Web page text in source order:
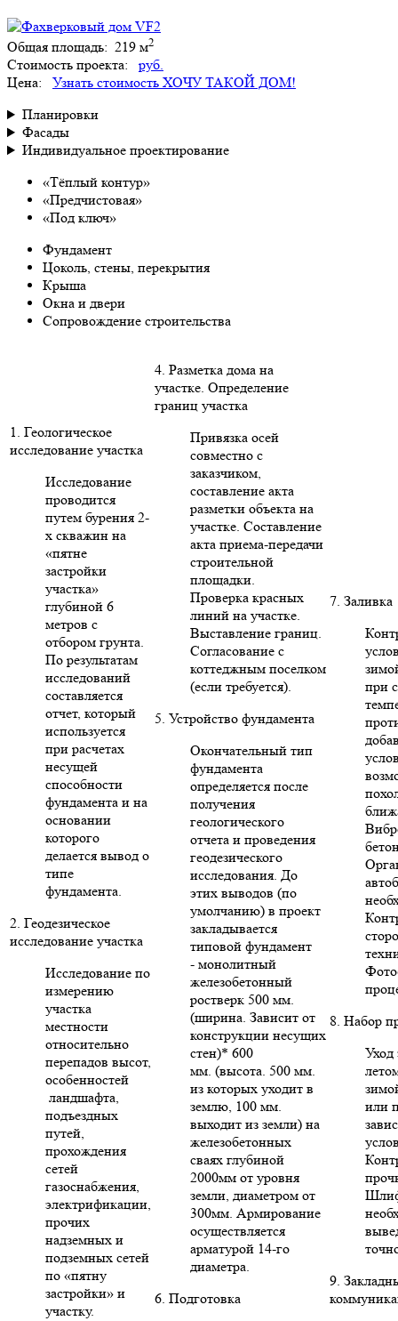
Общая площадь: 219 м2
Стоимость проекта:
руб.
Цена:
Узнать стоимость ХОЧУ ТАКОЙ ДОМ!
Планировки
Фасады
Индивидуальное проектирование
«Тёплый контур»
«Предчистовая»
«Под ключ»
Фундамент
Цоколь, стены, перекрытия
Крыша
Окна и двери
Сопровождение строительства
1. Геологическое
исследование участка
Исследование
проводится
путем бурения 2-
х скважин на
«пятне
застройки
участка»
глубиной 6
метров с
отбором грунта.
По результатам
исследований
составляется
отчет, который
используется
при расчетах
несущей
способности
фундамента и на
основании
которого
делается вывод о
типе
фундамента.
2. Геодезическое
исследование участка
Исследование по
измерению
участка
местности
относительно
перепадов высот,
особенностей
ландшафта,
подъездных
путей,
прохождения
сетей
газоснабжения,
электрификации,
прочих
надземных и
подземных сетей
по «пятну
застройки» и
участку.
4. Разметка дома на
участке. Определение
границ участка
Привязка осей
совместно с
заказчиком,
составление акта
разметки объекта на
участке. Составление
акта приема-передачи
строительной
площадки.
Проверка красных
линий на участке.
Выставление границ.
Согласование с
коттеджным поселком
(если требуется).
5. Устройство фундамента
Окончательный тип
фундамента
определяется после
получения
геологического
отчета и проведения
геодезического
исследования. До
этих выводов (по
умолчанию) в проект
закладывается
типовой фундамент
- монолитный
железобетонный
ростверк 500 мм.
(ширина. Зависит от
конструкции несущих
стен)* 600
мм. (высота. 500 мм.
из которых уходит в
землю, 100 мм.
выходит из земли) на
железобетонных
сваях глубиной
2000мм от уровня
земли, диаметром от
300мм. Армирование
осуществляется
арматурой 14-го
диаметра.
6. Подготовка
7. Заливка
при
8. Набор
Уход
или
9.